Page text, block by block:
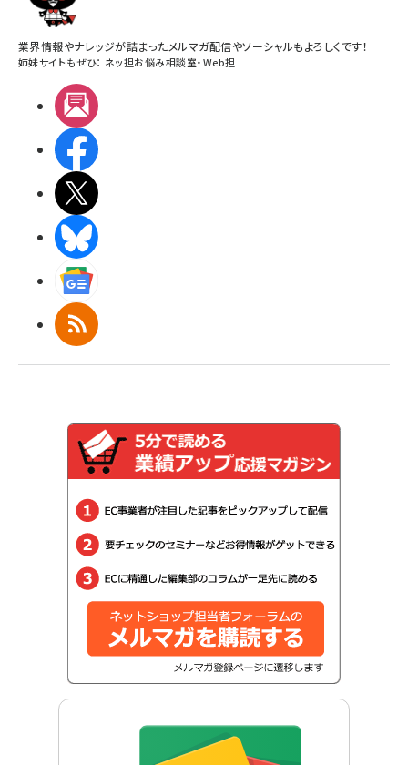
業界情報やナレッジが詰まったメルマガ配信やソーシャルもよろしくです！
姉妹サイトもぜひ： ネッ担お悩み相談室・Web担
RSS